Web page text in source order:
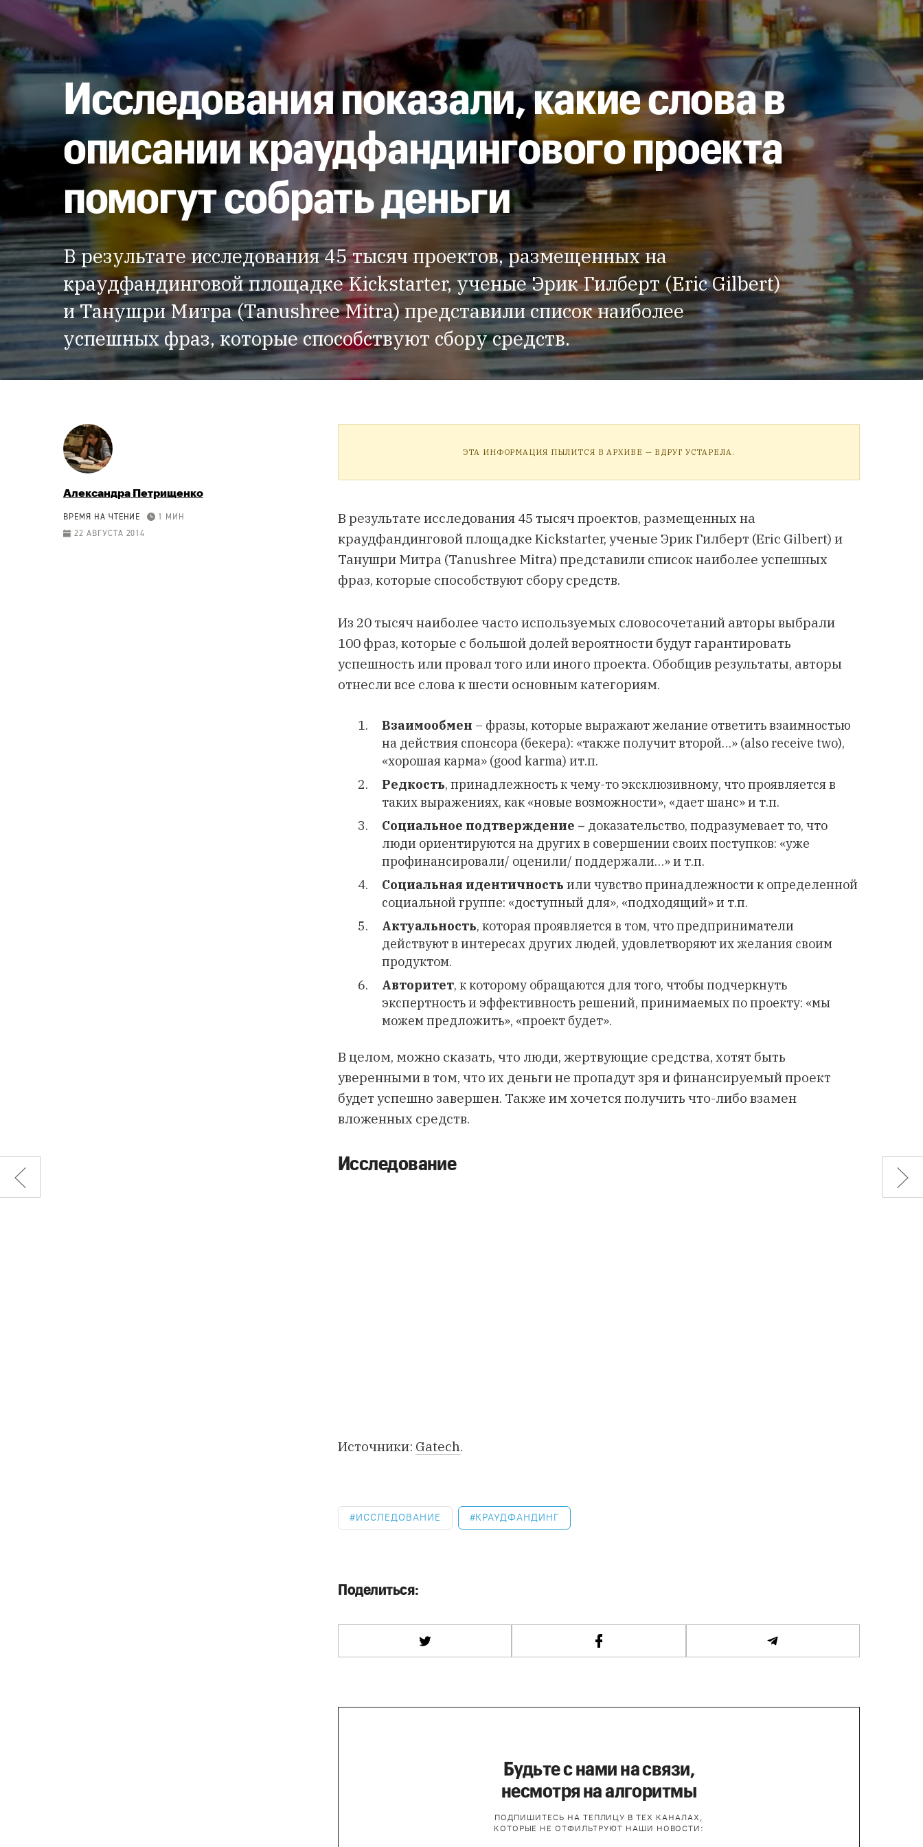
Исследования показали, какие слова в
описании краудфандингового проекта
помогут собрать деньги
В результате исследования 45 тысяч проектов, размещенных на
краудфандинговой площадке Kickstarter, ученые Эрик Гилберт (Eric Gilbert)
и Танушри Митра (Tanushree Mitra) представили список наиболее
успешных фраз, которые способствуют сбору средств.
Александра Петрищенко
ВРЕМЯ НА ЧТЕНИЕ
1 МИН
22 АВГУСТА 2014
ЭТА ИНФОРМАЦИЯ ПЫЛИТСЯ В АРХИВЕ — ВДРУГ УСТАРЕЛА.
В результате исследования 45 тысяч проектов, размещенных на
краудфандинговой площадке Kickstarter, ученые Эрик Гилберт (Eric Gilbert) и
Танушри Митра (Tanushree Mitra) представили список наиболее успешных
фраз, которые способствуют сбору средств.
Из 20 тысяч наиболее часто используемых словосочетаний авторы выбрали
100 фраз, которые с большой долей вероятности будут гарантировать
успешность или провал того или иного проекта. Обобщив результаты, авторы
отнесли все слова к шести основным категориям.
Взаимообмен – фразы, которые выражают желание ответить взаимностью
на действия спонсора (бекера): «также получит второй…» (also receive two),
«хорошая карма» (good karma) ит.п.
Редкость, принадлежность к чему-то эксклюзивному, что проявляется в
таких выражениях, как «новые возможности», «дает шанс» и т.п.
Социальное подтверждение – доказательство, подразумевает то, что
люди ориентируются на других в совершении своих поступков: «уже
профинансировали/ оценили/ поддержали…» и т.п.
Социальная идентичность или чувство принадлежности к определенной
социальной группе: «доступный для», «подходящий» и т.п.
Актуальность, которая проявляется в том, что предприниматели
действуют в интересах других людей, удовлетворяют их желания своим
продуктом.
Авторитет, к которому обращаются для того, чтобы подчеркнуть
экспертность и эффективность решений, принимаемых по проекту: «мы
можем предложить», «проект будет».
В целом, можно сказать, что люди, жертвующие средства, хотят быть
уверенными в том, что их деньги не пропадут зря и финансируемый проект
будет успешно завершен. Также им хочется получить что-либо взамен
вложенных средств.
Исследование
Источники: Gatech.
ИССЛЕДОВАНИЕ КРАУДФАНДИНГ
Поделиться:
Будьте с нами на связи,
несмотря на алгоритмы
ПОДПИШИТЕСЬ НА ТЕПЛИЦУ В ТЕХ КАНАЛАХ,
КОТОРЫЕ НЕ ОТФИЛЬТРУЮТ НАШИ НОВОСТИ: